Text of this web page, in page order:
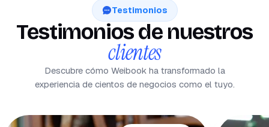
Testimonios
Testimonios de nuestros
clientes
Descubre cómo Weibook ha transformado la
experiencia de cientos de negocios como el tuyo.